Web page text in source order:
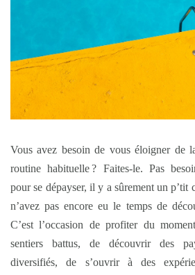
Vous avez besoin de vous éloigner de
routine habituelle ? Faites-le. Pas
pour se dépayser, il y a sûrement un p’tit
n’avez pas encore eu le temps de
C’est l’occasion de profiter du
sentiers battus, de découvrir des
diversifiés, de s’ouvrir à des